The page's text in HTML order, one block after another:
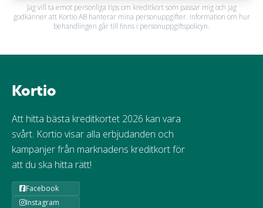
Jag vill ta emot personliga tips om kreditkort som passar mig och jag
godkänner att Kortio AB hanterar mina personuppgifter. Information om hur
behandlingen går till finns i personuppgiftspolicyn.
Kortio
Att hitta bästa kreditkortet 2026 kan vara
svårt. Kortio visar alla erbjudanden och
kampanjer från marknadens kreditkort för
att du ska hitta rätt!
Facebook
Instagram